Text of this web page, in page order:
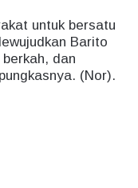
untuk bersatu
Barito
dan
(Nor).